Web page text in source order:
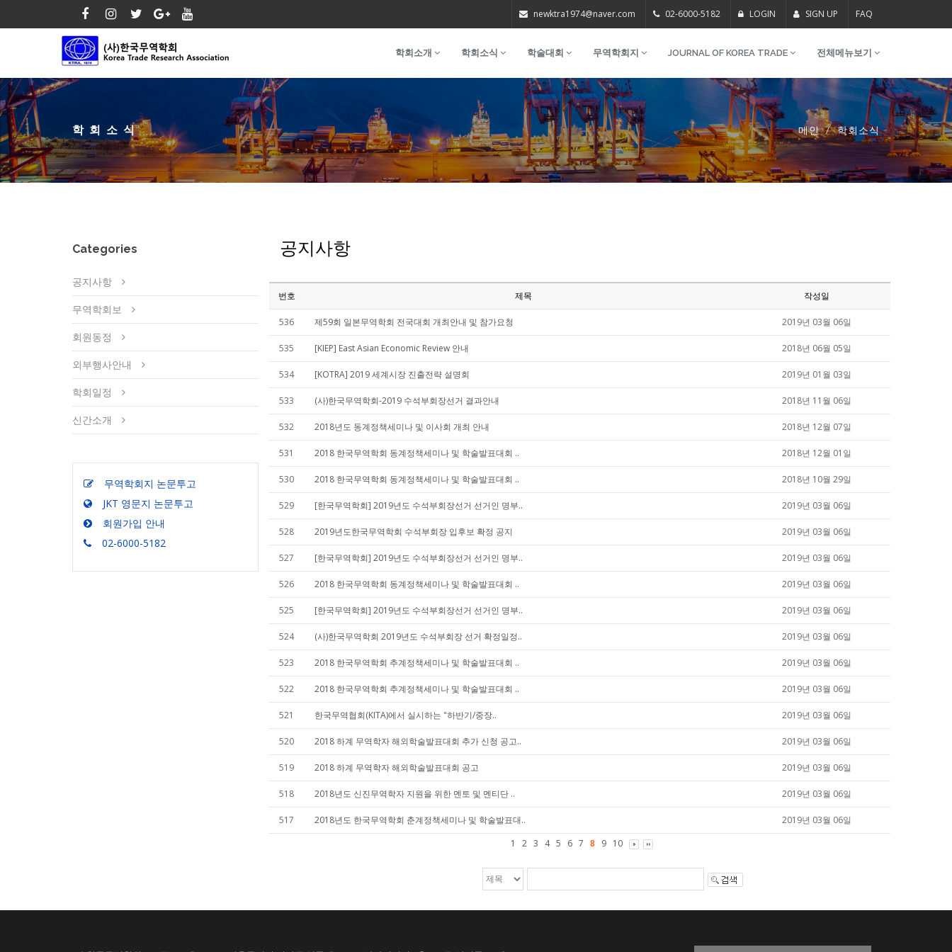
newktra1974@naver.com 02-6000-5182 LOGIN SIGN UP FAQ
학회소개 학회소식 학술대회 무역학회지 JOURNAL OF KOREA TRADE 전체메뉴보기
학회소식 메인 학회소식
Categories
공지사항
무역학회보
회원동정
외부행사안내
학회일정
신간소개
무역학회지 논문투고
JKT 영문지 논문투고
회원가입 안내
02-6000-5182
공지사항
번호 제목 작성일
536 제59회 일본무역학회 전국대회 개최안내 및 참가요청 2019년 03월 06일
535 [KIEP] East Asian Economic Review 안내 2018년 06월 05일
534 [KOTRA] 2019 세계시장 진출전략 설명회 2019년 01월 03일
533 (사)한국무역학회-2019 수석부회장선거 결과안내 2018년 11월 06일
532 2018년도 동계정책세미나 및 이사회 개최 안내 2018년 12월 07일
531 2018 한국무역학회 동계정책세미나 및 학술발표대회 .. 2018년 12월 01일
530 2018 한국무역학회 동계정책세미나 및 학술발표대회 .. 2018년 10월 29일
529 [한국무역학회] 2019년도 수석부회장선거 선거인 명부.. 2019년 03월 06일
528 2019년도한국무역학회 수석부회장 입후보 확정 공지 2019년 03월 06일
527 [한국무역학회] 2019년도 수석부회장선거 선거인 명부.. 2019년 03월 06일
526 2018 한국무역학회 동계정책세미나 및 학술발표대회 .. 2019년 03월 06일
525 [한국무역학회] 2019년도 수석부회장선거 선거인 명부.. 2019년 03월 06일
524 (사)한국무역학회 2019년도 수석부회장 선거 확정일정.. 2019년 03월 06일
523 2018 한국무역학회 추계정책세미나 및 학술발표대회 .. 2019년 03월 06일
522 2018 한국무역학회 추계정책세미나 및 학술발표대회 .. 2019년 03월 06일
521 한국무역협회(KITA)에서 실시하는 "하반기/중장.. 2019년 03월 06일
520 2018 하계 무역학자 해외학술발표대회 추가 신청 공고.. 2019년 03월 06일
519 2018 하계 무역학자 해외학술발표대회 공고 2019년 03월 06일
518 2018년도 신진무역학자 지원을 위한 멘토 및 멘티단 .. 2019년 03월 06일
517 2018년도 한국무역학회 춘계정책세미나 및 학술발표대..
2019년 03월 06일
1
2 3 4 5 6 7 8 9 10